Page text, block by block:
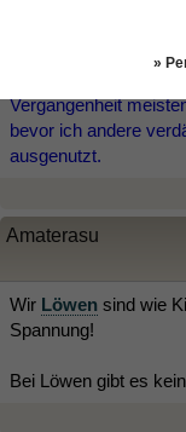
Kritik, sondern ein
Vergangenheit
bevor ich andere
ausgenutzt.
Amaterasu
Wir Löwen sind wie
Spannung!
Bei Löwen gibt es
»